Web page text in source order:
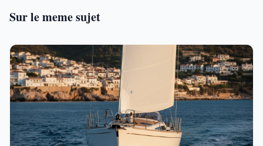
Sur le meme sujet